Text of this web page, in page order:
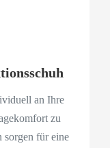
an Ihre
zu
sorgen für eine